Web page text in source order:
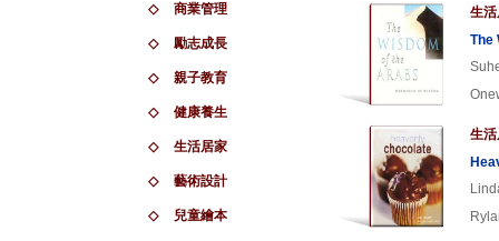
◇ 商業管理
◇ 勵志成長
◇ 親子教育
◇ 健康養生
◇ 生活居家
◇ 藝術設計
◇ 兒童繪本
生
The
生